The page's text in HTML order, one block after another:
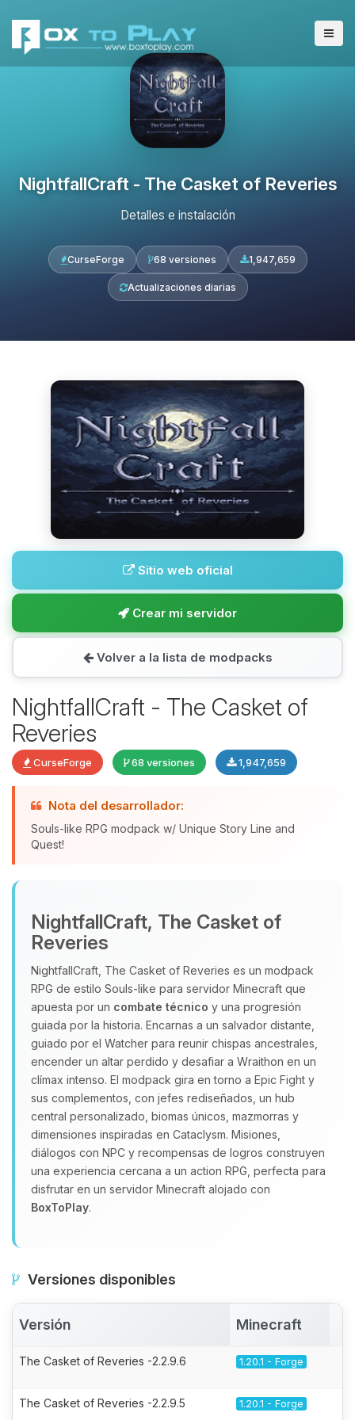
NightfallCraft - The Casket of Reveries
Detalles e instalación
CurseForge 68 versiones 1,947,659
Actualizaciones diarias
Sitio web oficial
Crear mi servidor
Volver a la lista de modpacks
NightfallCraft - The Casket of
Reveries
CurseForge 68 versiones 1,947,659
Nota del desarrollador:
Souls-like RPG modpack w/ Unique Story Line and
Quest!
NightfallCraft, The Casket of
Reveries
NightfallCraft, The Casket of Reveries es un modpack
RPG de estilo Souls‑like para servidor Minecraft que
apuesta por un combate técnico y una progresión
guiada por la historia. Encarnas a un salvador distante,
guiado por el Watcher para reunir chispas ancestrales,
encender un altar perdido y desafiar a Wraithon en un
clímax intenso. El modpack gira en torno a Epic Fight y
sus complementos, con jefes rediseñados, un hub
central personalizado, biomas únicos, mazmorras y
dimensiones inspiradas en Cataclysm. Misiones,
diálogos con NPC y recompensas de logros construyen
una experiencia cercana a un action RPG, perfecta para
disfrutar en un servidor Minecraft alojado con
BoxToPlay.
Versiones disponibles
Versión Minecraft
The Casket of Reveries -2.2.9.6 1.20.1 - Forge
The Casket of Reveries -2.2.9.5 1.20.1 - Forge
hablar! Soy Choupy, tu pequeno
asistente de BoxToPlay. Cuentame
que necesitas y moveré mis
pequenos circuitos para ayudarte.
09/08/2026 10:01